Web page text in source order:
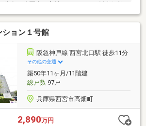
以内に抑えられています。西宮市で新居を
ョン１号館
阪急神戸線 西宮北口駅 徒歩11分
その他の交通
築50年11ヶ月/11階建
総戸数97戸
兵庫県西宮市高畑町
2,890万円